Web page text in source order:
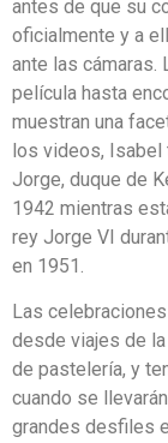
antes de que su
oficialmente y a
ante las cámaras.
película hasta
muestran una
los videos, Isabel
Jorge, duque de
1942 mientras
rey Jorge VI
en 1951.
Las
desde viajes de
de pastelería, y
cuando se
grandes desfiles